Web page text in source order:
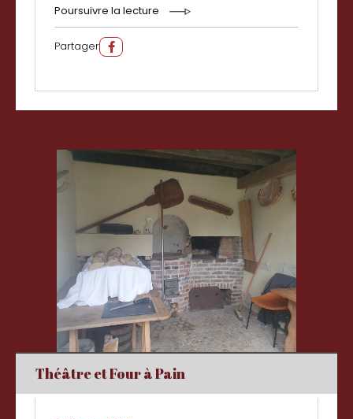
Poursuivre la lecture
Partager
Théâtre et Four à Pain